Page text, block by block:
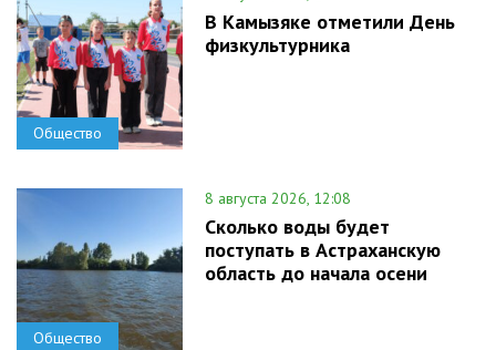
Общество
В Камызяке отметили День
физкультурника
Общество
8 августа 2026, 12:08
Сколько воды будет
поступать в Астраханскую
область до начала осени